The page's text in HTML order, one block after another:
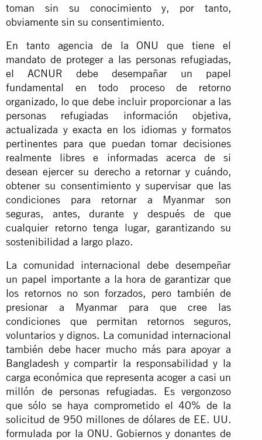
toman sin su conocimiento y, por tanto,
obviamente sin su consentimiento.
En tanto agencia de la ONU que tiene el
mandato de proteger a las personas refugiadas,
el ACNUR debe desempañar un papel
fundamental en todo proceso de retorno
organizado, lo que debe incluir proporcionar a las
personas refugiadas información objetiva,
actualizada y exacta en los idiomas y formatos
pertinentes para que puedan tomar decisiones
realmente libres e informadas acerca de si
desean ejercer su derecho a retornar y cuándo,
obtener su consentimiento y supervisar que las
condiciones para retornar a Myanmar son
seguras, antes, durante y después de que
cualquier retorno tenga lugar, garantizando su
sostenibilidad a largo plazo.
La comunidad internacional debe desempeñar
un papel importante a la hora de garantizar que
los retornos no son forzados, pero también de
presionar a Myanmar para que cree las
condiciones que permitan retornos seguros,
voluntarios y dignos. La comunidad internacional
también debe hacer mucho más para apoyar a
Bangladesh y compartir la responsabilidad y la
carga económica que representa acoger a casi un
millón de personas refugiadas. Es vergonzoso
que sólo se haya comprometido el 40% de la
solicitud de 950 millones de dólares de EE. UU.
formulada por la ONU. Gobiernos y donantes de